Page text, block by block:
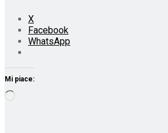
X
Facebook
WhatsApp
Mi piace: